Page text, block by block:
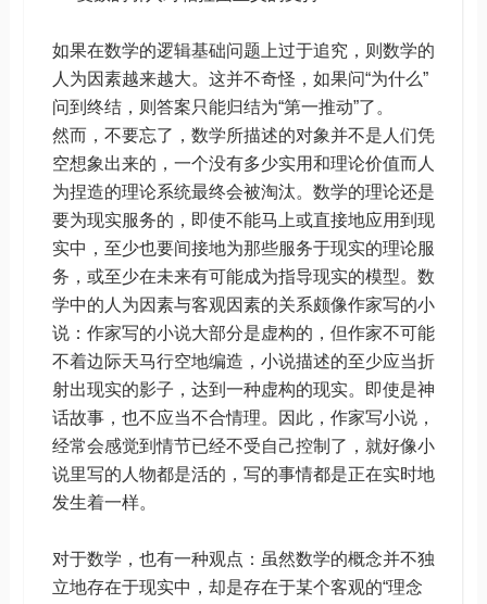
如果在数学的逻辑基础问题上过于追究，则数学的
人为因素越来越大。这并不奇怪，如果问“为什么”
问到终结，则答案只能归结为“第一推动”了。
然而，不要忘了，数学所描述的对象并不是人们凭
空想象出来的，一个没有多少实用和理论价值而人
为捏造的理论系统最终会被淘汰。数学的理论还是
要为现实服务的，即使不能马上或直接地应用到现
实中，至少也要间接地为那些服务于现实的理论服
务，或至少在未来有可能成为指导现实的模型。数
学中的人为因素与客观因素的关系颇像作家写的小
说：作家写的小说大部分是虚构的，但作家不可能
不着边际天马行空地编造，小说描述的至少应当折
射出现实的影子，达到一种虚构的现实。即使是神
话故事，也不应当不合情理。因此，作家写小说，
经常会感觉到情节已经不受自己控制了，就好像小
说里写的人物都是活的，写的事情都是正在实时地
发生着一样。
对于数学，也有一种观点：虽然数学的概念并不独
立地存在于现实中，却是存在于某个客观的“理念